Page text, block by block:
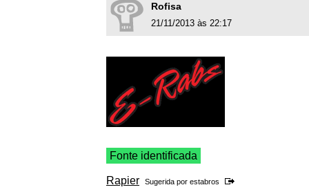
Rofisa
21/11/2013 às 22:17
Fonte identificada
Rapier Sugerida por estabros